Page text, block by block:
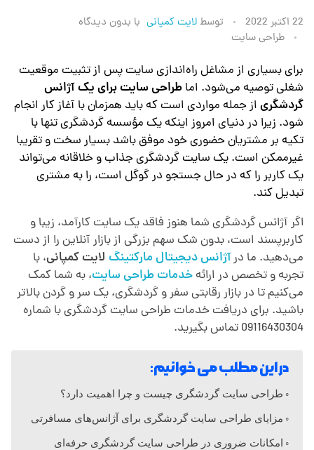
ط
ر
ا
ح
ی
س
ا
ی
گ
22 اکتبر 2022 توسطلایت کمپانی با بدون دیدگاه
طراحی سایت
برای بسیاری از مشاغل راه‌اندازی سایت پس از تثبیت موقعیت
شغلی توصیه می‌شود. اماطراحی سایت برای یک آژانس
گردشگری از جمله مواردی است که باید همزمان با آغاز کار انجام
شود. زیرا در دنیای امروز اینکه یک مؤسسه گردشگری تنها با
تکیه بر مشتریان حضوری خود موفق باشد بسیار سخت و تقریبا
غیرممکن است. یک سایت گردشگری جذاب و خلاقانه می‌تواند
یک کاربر را که در حال جستجو در گوگل است، را به مشتری
تبدیل کند.
اگر آژانس گردشگری شما هنوز فاقد یک سایت کارآمد، زیبا و
کاربرپسند است، بدون شک سهم بزرگی از بازار آنلاین را از دست
می‌دهید. ما درآژانس دیجیتال مارکتینگ لایت کمپانی، با
تجربه و تخصص در ارائهخدمات طراحی سایت‌، به شما کمک
می‌کنیم تا در بازار رقابتی سفر و گردشگری، یک سر و گردن بالاتر
باشید. برای دریافت خدمات طراحی سایت گردشگری با شماره
09116430304 تماس بگیرید.
در این مطلب می خوانیم:
طراحی سایت گردشگری چیست و چرا اهمیت دارد؟
مزایای طراحی سایت گردشگری برای آژانس‌های مسافرتی
امکانات ضروری در طراحی سایت گردشگری حرفه‌ای